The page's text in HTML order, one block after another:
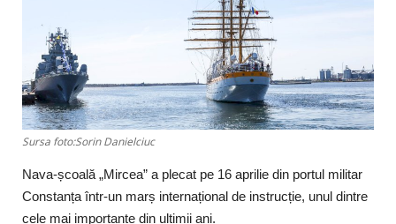
Sursa foto:Sorin Danielciuc
Nava-școală „Mircea” a plecat pe 16 aprilie din portul militar
Constanța într-un marș internațional de instrucție, unul dintre
cele mai importante din ultimii ani.